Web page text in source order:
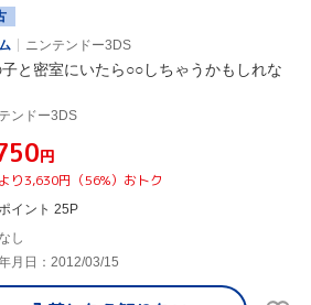
ニンテンドー3DS
と密室にいたら○○しちゃうかもしれな
ンドー3DS
円
り3,630円（56%）おトク
イント 25P
し
月日：2012/03/15